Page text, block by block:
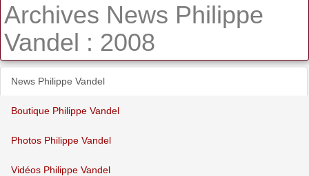
Archives News Philippe
Vandel : 2008
News Philippe Vandel
Boutique Philippe Vandel
Photos Philippe Vandel
Vidéos Philippe Vandel